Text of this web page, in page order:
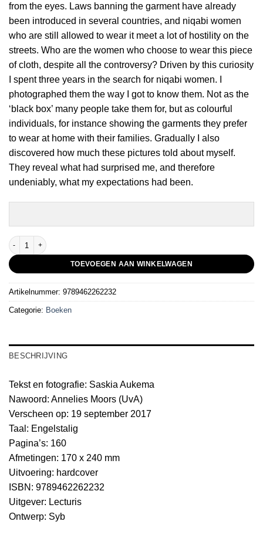
from the eyes. Laws banning the garment have already
been introduced in several countries, and niqabi women
who are still allowed to wear it meet a lot of hostility on the
streets. Who are the women who choose to wear this piece
of cloth, despite all the controversy? Driven by this curiosity
I spent three years in the search for niqabi women. I
photographed them the way I got to know them. Not as the
‘black box’ many people take them for, but as colourful
individuals, for instance showing the garments they prefer
to wear at home with their families. Gradually I also
discovered how much these pictures told about myself.
They reveal what had surprised me, and therefore
undeniably, what my expectations had been.
Veiled - Too Busy Being Awesome aantal
TOEVOEGEN AAN WINKELWAGEN
Artikelnummer: 9789462262232
Categorie: Boeken
BESCHRIJVING
Tekst en fotografie: Saskia Aukema
Nawoord: Annelies Moors (UvA)
Verscheen op: 19 september 2017
Taal: Engelstalig
Pagina’s: 160
Afmetingen: 170 x 240 mm
Uitvoering: hardcover
ISBN: 9789462262232
Uitgever: Lecturis
Ontwerp: Syb